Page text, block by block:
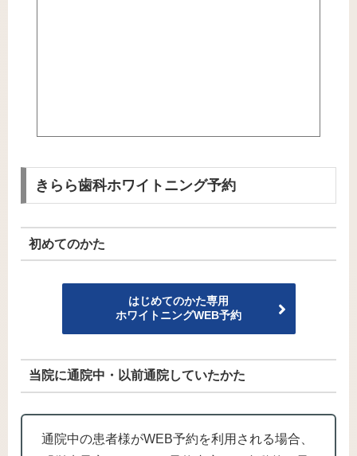
きらら歯科ホワイトニング予約
初めてのかた
はじめてのかた専用
ホワイトニングWEB予約
当院に通院中・以前通院していたかた
通院中の患者様がWEB予約を利用される場合、